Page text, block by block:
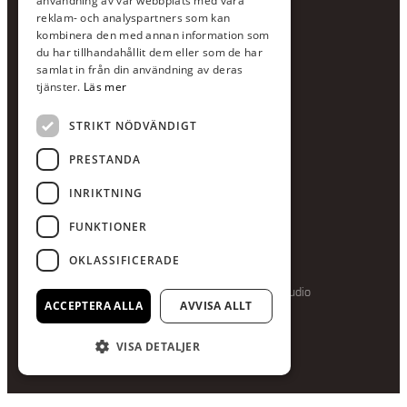
BESÖKSADRESS
Backagårdsgatan 9
511 57 Kinna
UPPGIFTER
Orgnummer
559375-8161
Swishnummer
123-615 05 28
Producerad av Gota Media Brand Studio
reklam- och analyspartners som kan
kombinera den med annan information som
du har tillhandahållit dem eller som de har
samlat in från din användning av deras
tjänster. Läs mer
STRIKT NÖDVÄNDIGT
PRESTANDA
INRIKTNING
FUNKTIONER
OKLASSIFICERADE
ACCEPTERA ALLA AVVISA ALLT
VISA DETALJER